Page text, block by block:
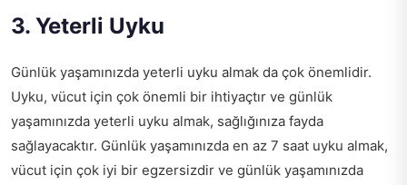
3. Yeterli Uyku
Günlük yaşamınızda yeterli uyku almak da çok önemlidir.
Uyku, vücut için çok önemli bir ihtiyaçtır ve günlük
yaşamınızda yeterli uyku almak, sağlığınıza fayda
sağlayacaktır. Günlük yaşamınızda en az 7 saat uyku almak,
vücut için çok iyi bir egzersizdir ve günlük yaşamınızda